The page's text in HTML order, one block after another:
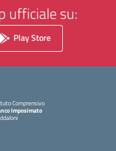
ufficiale su:
Play Store
Comprensivo
Imposimato